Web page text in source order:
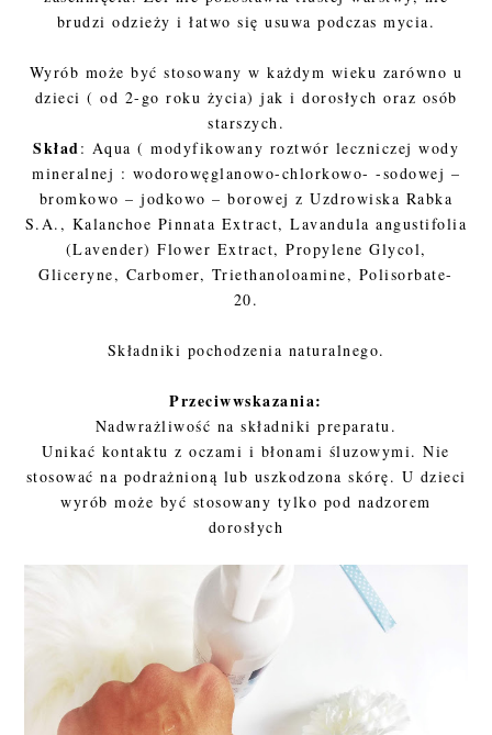
brudzi odzieży i łatwo się usuwa podczas mycia.
Wyrób może być stosowany w każdym wieku zarówno u
dzieci ( od 2-go roku życia) jak i dorosłych oraz osób
starszych.
Skład: Aqua ( modyfikowany roztwór leczniczej wody
mineralnej : wodorowęglanowo-chlorkowo- -sodowej –
bromkowo – jodkowo – borowej z Uzdrowiska Rabka
S.A., Kalanchoe Pinnata Extract, Lavandula angustifolia
(Lavender) Flower Extract, Propylene Glycol,
Gliceryne, Carbomer, Triethanoloamine, Polisorbate-
20.
Składniki pochodzenia naturalnego.
Przeciwwskazania:
Nadwrażliwość na składniki preparatu.
Unikać kontaktu z oczami i błonami śluzowymi. Nie
stosować na podrażnioną lub uszkodzona skórę. U dzieci
wyrób może być stosowany tylko pod nadzorem
dorosłych